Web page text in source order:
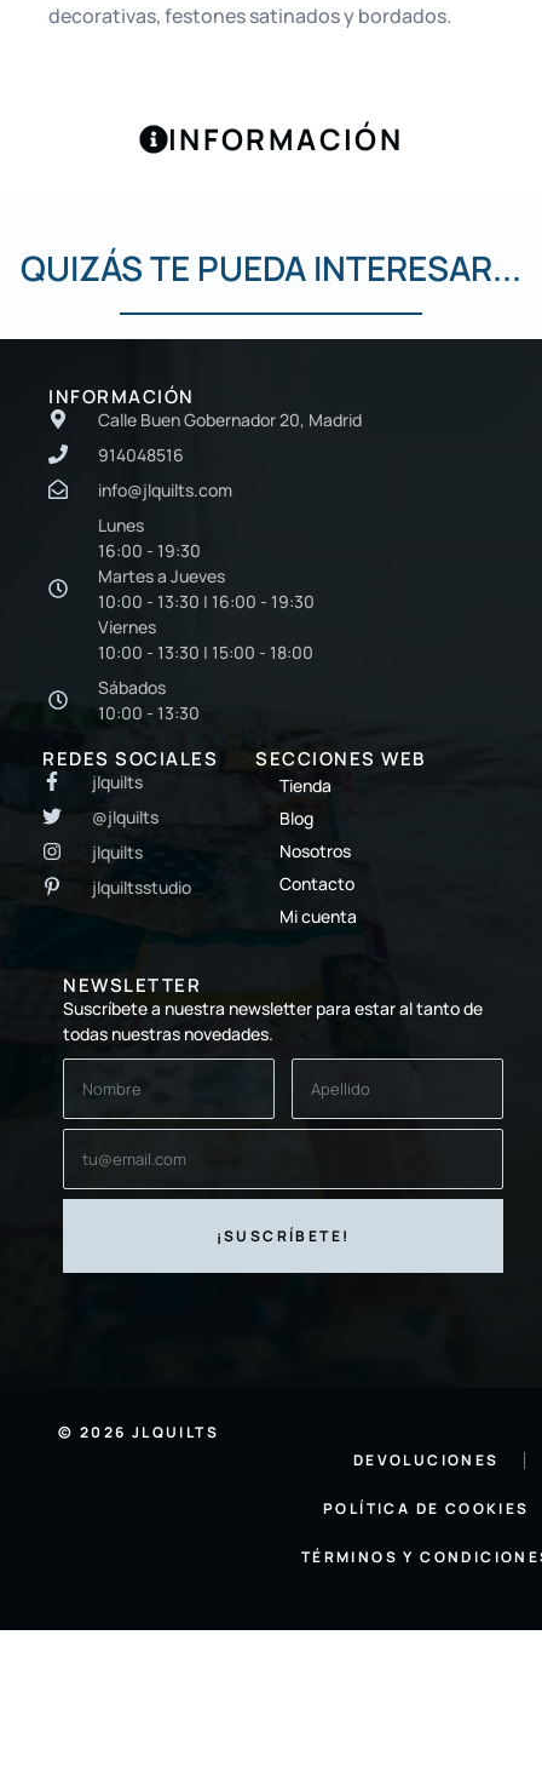
INFORMACIÓN
decorativas, festones satinados y bordados.
QUIZÁS TE PUEDA INTERESAR...
INFORMACIÓN
Calle Buen Gobernador 20, Madrid
914048516
info@jlquilts.com
Lunes
16:00 - 19:30
Martes a Jueves
10:00 - 13:30 | 16:00 - 19:30
Viernes
10:00 - 13:30 | 15:00 - 18:00
Sábados
10:00 - 13:30
REDES SOCIALES
jlquilts
@jlquilts
jlquilts
jlquiltsstudio
SECCIONES WEB
Tienda
Blog
Nosotros
Contacto
Mi cuenta
NEWSLETTER
Suscríbete a nuestra newsletter para estar al tanto de
todas nuestras novedades.
© 2026 JLQUILTS
DEVOLUCIONES
POLÍTICA DE COOKIES
TÉRMINOS Y